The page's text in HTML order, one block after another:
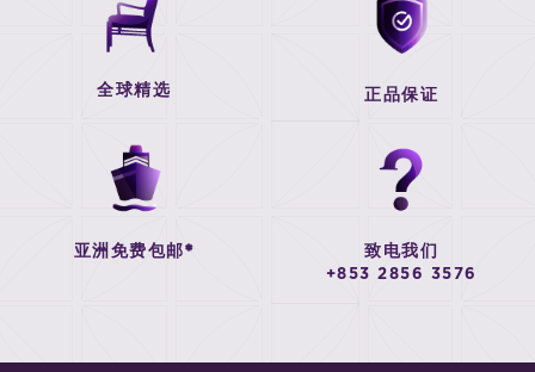
全球精选 正品保证
亚洲免费包邮* 致电我们
+853 2856 3576